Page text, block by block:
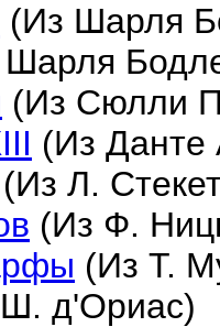
(Из Шарля
(Из Сюлли
(Из Данте
(Из Л.
(Из Ф.
(Из Т.
д'Ориас)